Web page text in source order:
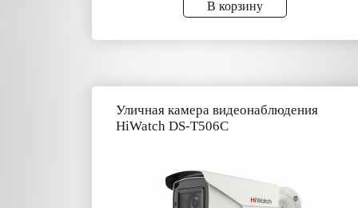
В корзину
Уличная камера видеонаблюдения
HiWatch DS-T506C